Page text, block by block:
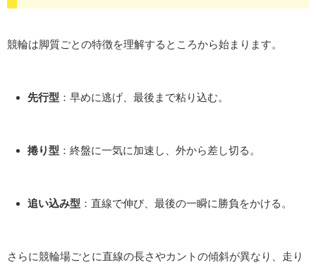
競輪は脚質ごとの特徴を理解するところから始まります。
先行型 ：早めに逃げ、最後まで粘り込む。
捲り型 ：終盤に一気に加速し、外から差し切る。
追い込み型 ：直線で伸び、最後の一瞬に勝負をかける。
さらに競輪場ごとに直線の長さやカントの傾斜が異なり、走り